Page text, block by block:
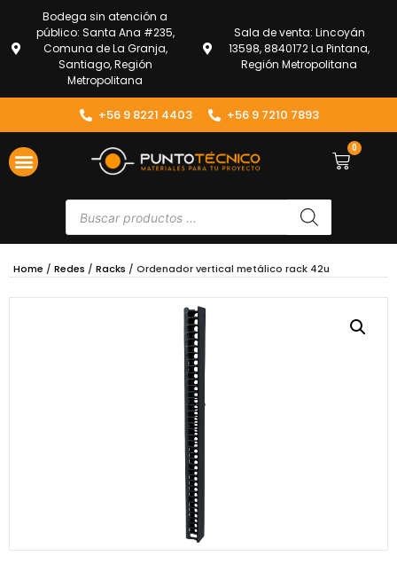
Bodega sin atención a
público: Santa Ana #235,
Comuna de La Granja,
Santiago, Región
Metropolitana
Sala de venta: Lincoyán
13598, 8840172 La Pintana,
Región Metropolitana
+56 9 8221 4403 +56 9 7210 7893
0
Home / Redes / Racks / Ordenador vertical metálico rack 42u